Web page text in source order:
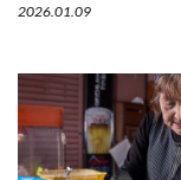
2026.01.09